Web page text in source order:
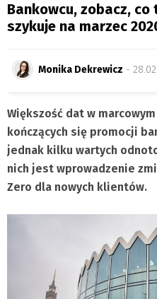
Bankowcu, zobacz,
szykuje na marzec
Monika Dekrewicz -
Większość dat w
kończących się promocji
jednak kilku wartych
nich jest wprowadzenie
Zero dla nowych klientów.